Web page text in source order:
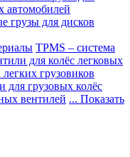
автомобилей
грузы для дисков
TPMS – система
для колёс легковых
грузовиков
для грузовых колёс
вентилей ... Показать